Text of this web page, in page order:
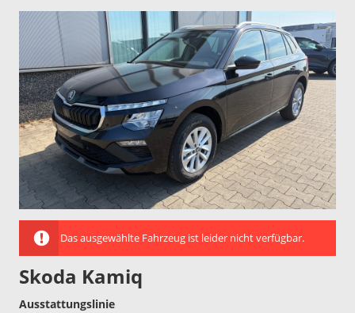
Das ausgewählte Fahrzeug ist leider nicht verfügbar.
Skoda Kamiq
Ausstattungslinie